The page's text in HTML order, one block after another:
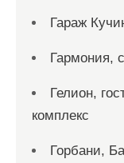
Гараж
Гармония,
Гелион,
комплекс
Горбани,